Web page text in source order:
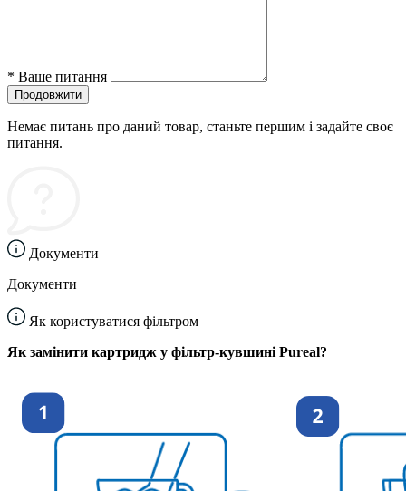
* Ваше питання
Продовжити
Немає питань про даний товар, станьте першим і задайте своє
питання.
Документи
Документи
Як користуватися фільтром
Як замінити картридж у фільтр-кувшині Pureal?